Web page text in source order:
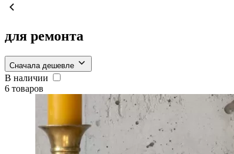
для ремонта
Сначала дешевле
В наличии
6 товаров